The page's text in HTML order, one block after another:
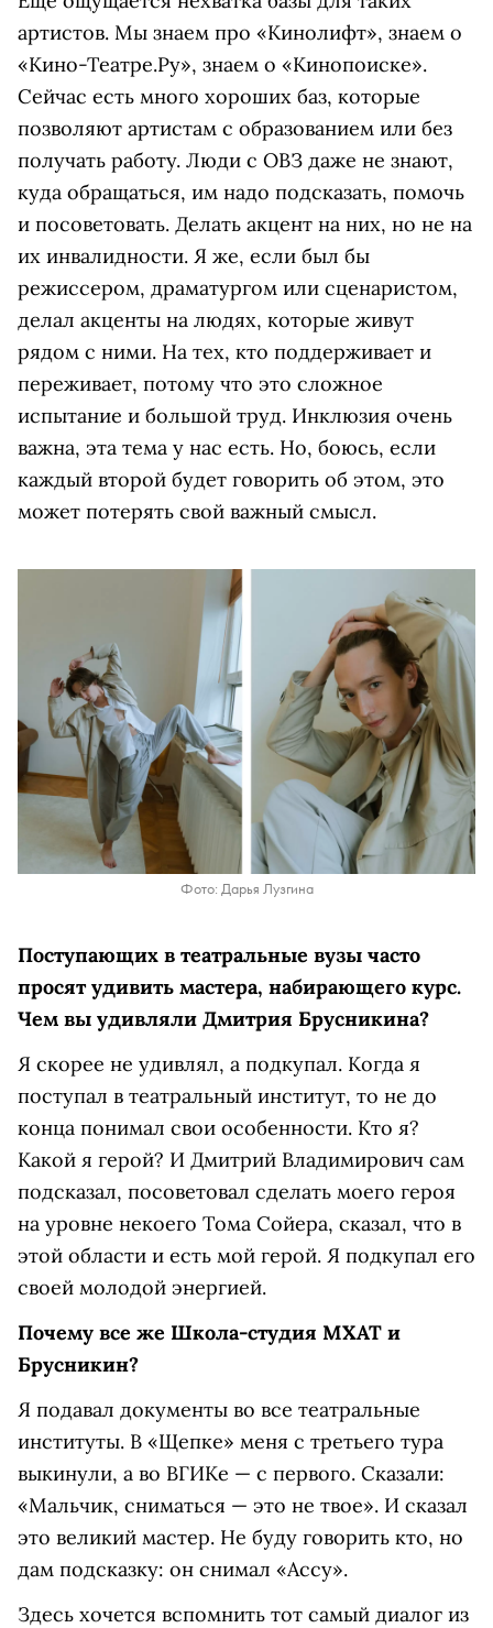
артистов. Мы знаем про «Кинолифт», знаем о
«Кино-Театре.Ру», знаем о «Кинопоиске».
Сейчас есть много хороших баз, которые
позволяют артистам с образованием или без
получать работу. Люди с ОВЗ даже не знают,
куда обращаться, им надо подсказать, помочь
и посоветовать. Делать акцент на них, но не на
их инвалидности. Я же, если был бы
режиссером, драматургом или сценаристом,
делал акценты на людях, которые живут
рядом с ними. На тех, кто поддерживает и
переживает, потому что это сложное
испытание и большой труд. Инклюзия очень
важна, эта тема у нас есть. Но, боюсь, если
каждый второй будет говорить об этом, это
может потерять свой важный смысл.
Фото: Дарья Лузгина
Поступающих в театральные вузы часто
просят удивить мастера, набирающего курс.
Чем вы удивляли Дмитрия Брусникина?
Я скорее не удивлял, а подкупал. Когда я
поступал в театральный институт, то не до
конца понимал свои особенности. Кто я?
Какой я герой? И Дмитрий Владимирович сам
подсказал, посоветовал сделать моего героя
на уровне некоего Тома Сойера, сказал, что в
этой области и есть мой герой. Я подкупал его
своей молодой энергией.
Почему все же Школа-студия МХАТ и
Брусникин?
Я подавал документы во все театральные
институты. В «Щепке» меня с третьего тура
выкинули, а во ВГИКе — с первого. Сказали:
«Мальчик, сниматься — это не твое». И сказал
это великий мастер. Не буду говорить кто, но
дам подсказку: он снимал «Ассу».
Здесь хочется вспомнить тот самый диалог из